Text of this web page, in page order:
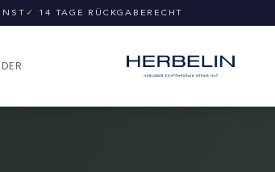
✓ 14 TAGE RÜCKGABERECHT